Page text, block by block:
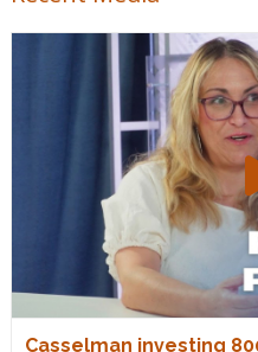
Casselman investing